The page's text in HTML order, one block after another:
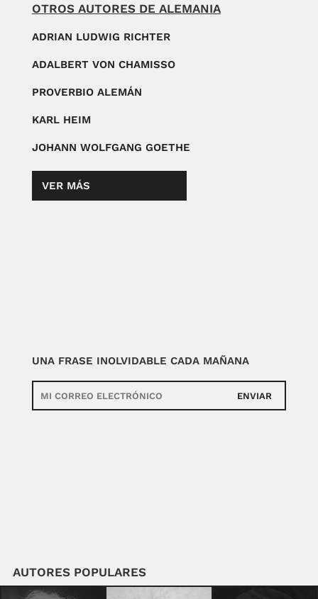
OTROS AUTORES DE ALEMANIA
ADRIAN LUDWIG RICHTER
ADALBERT VON CHAMISSO
PROVERBIO ALEMÁN
KARL HEIM
JOHANN WOLFGANG GOETHE
VER MÁS
UNA FRASE INOLVIDABLE CADA MAÑANA
ENVIAR
AUTORES POPULARES